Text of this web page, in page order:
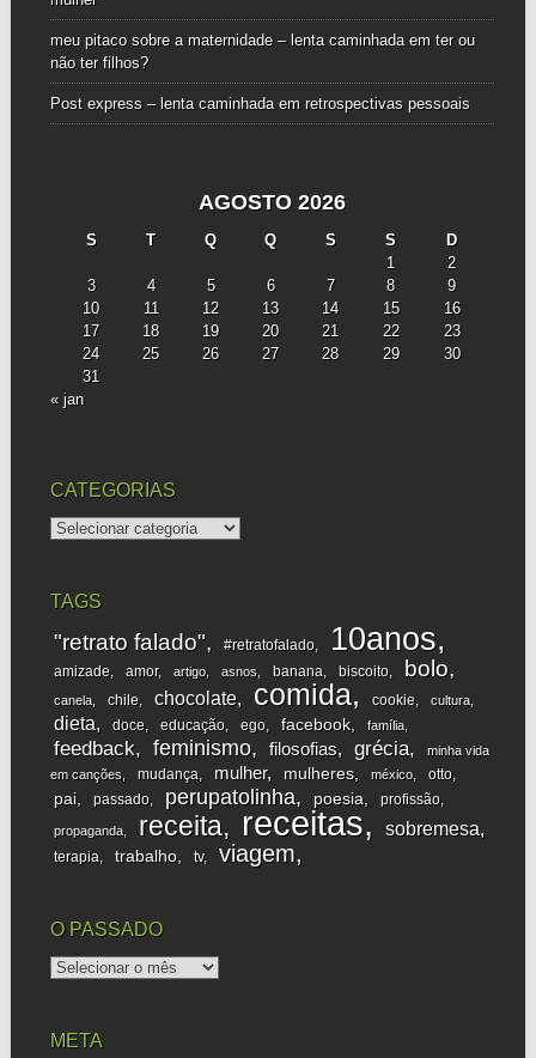
meu pitaco sobre a maternidade – lenta caminhadaem ter ou
não ter filhos?
Post express – lenta caminhadaem retrospectivas pessoais
AGOSTO 2026
S T Q Q S S
D
1
2
3
4 5 6 7 8
9
10
11 12 13 14 15
16
17
18 19 20 21 22
23
24
25 26 27 28 29
30
31
« jan
CATEGORIAS
categorias
TAGS
"retrato falado" #retratofalado 10anos
amizade amor artigo asnos banana biscoito bolo
canela chile chocolate comida cookie cultura
dieta doce educação ego facebook família
feedback feminismo filosofias grécia
minha vida
em canções
mudança mulher mulheres méxico otto
pai passado perupatolinha poesia profissão
propaganda receita receitas sobremesa
terapia trabalho tv viagem
O PASSADO
META